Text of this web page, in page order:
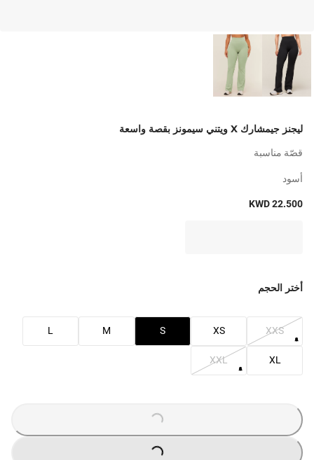
ليجنز جيمشارك X ويتني سيمونز بقصة واسعة
قصّة مناسبة
أسود
KWD 22.500
أختر الحجم
XXS
XS
S
M
L
XL
XXL
...
...